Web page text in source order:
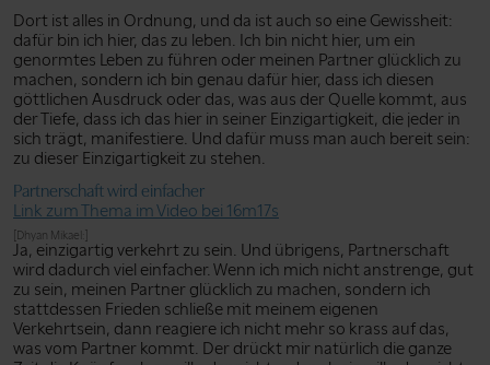
Dort ist alles in Ordnung, und da ist auch so eine Gewissheit:
dafür bin ich hier, das zu leben. Ich bin nicht hier, um ein
genormtes Leben zu führen oder meinen Partner glücklich zu
machen, sondern ich bin genau dafür hier, dass ich diesen
göttlichen Ausdruck oder das, was aus der Quelle kommt, aus
der Tiefe, dass ich das hier in seiner Einzigartigkeit, die jeder in
sich trägt, manifestiere. Und dafür muss man auch bereit sein:
zu dieser Einzigartigkeit zu stehen.
Partnerschaft wird einfacher
Link zum Thema im Video bei 16m17s
[Dhyan Mikael:]
Ja, einzigartig verkehrt zu sein. Und übrigens, Partnerschaft
wird dadurch viel einfacher. Wenn ich mich nicht anstrenge, gut
zu sein, meinen Partner glücklich zu machen, sondern ich
stattdessen Frieden schließe mit meinem eigenen
Verkehrtsein, dann reagiere ich nicht mehr so krass auf das,
was vom Partner kommt. Der drückt mir natürlich die ganze